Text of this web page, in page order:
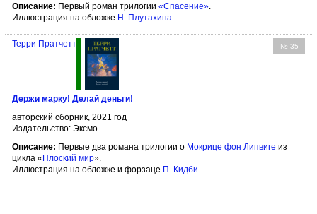
Описание: Первый роман трилогии «Спасение»
Иллюстрация на обложке Н. Плутахина
№ 35
Терри Пратчетт
Держи марку! Делай деньги!
авторский сборник, 2021 год
Издательство: Эксмо
Описание: Первые два романа трилогии о Мокрице фон Липвиге из
цикла « Плоский мир».
Иллюстрация на обложке и форзаце П. Кидби.